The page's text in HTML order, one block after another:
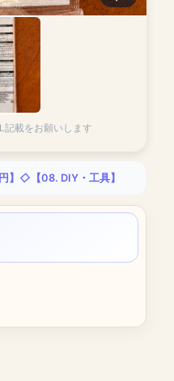
記載をお願いします
】 【08. DIY・工具】